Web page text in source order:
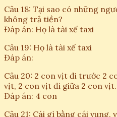
Câu 18: Tại sao có những
không trả tiền?
Đáp án: Họ là tài xế taxi
Câu 19: Họ là tài xế taxi
Đáp án:
Câu 20: 2 con vịt đi trước 2
vịt, 2 con vịt đi giữa 2 con
Đáp án: 4 con
Câu 21: Cái gì bằng cái